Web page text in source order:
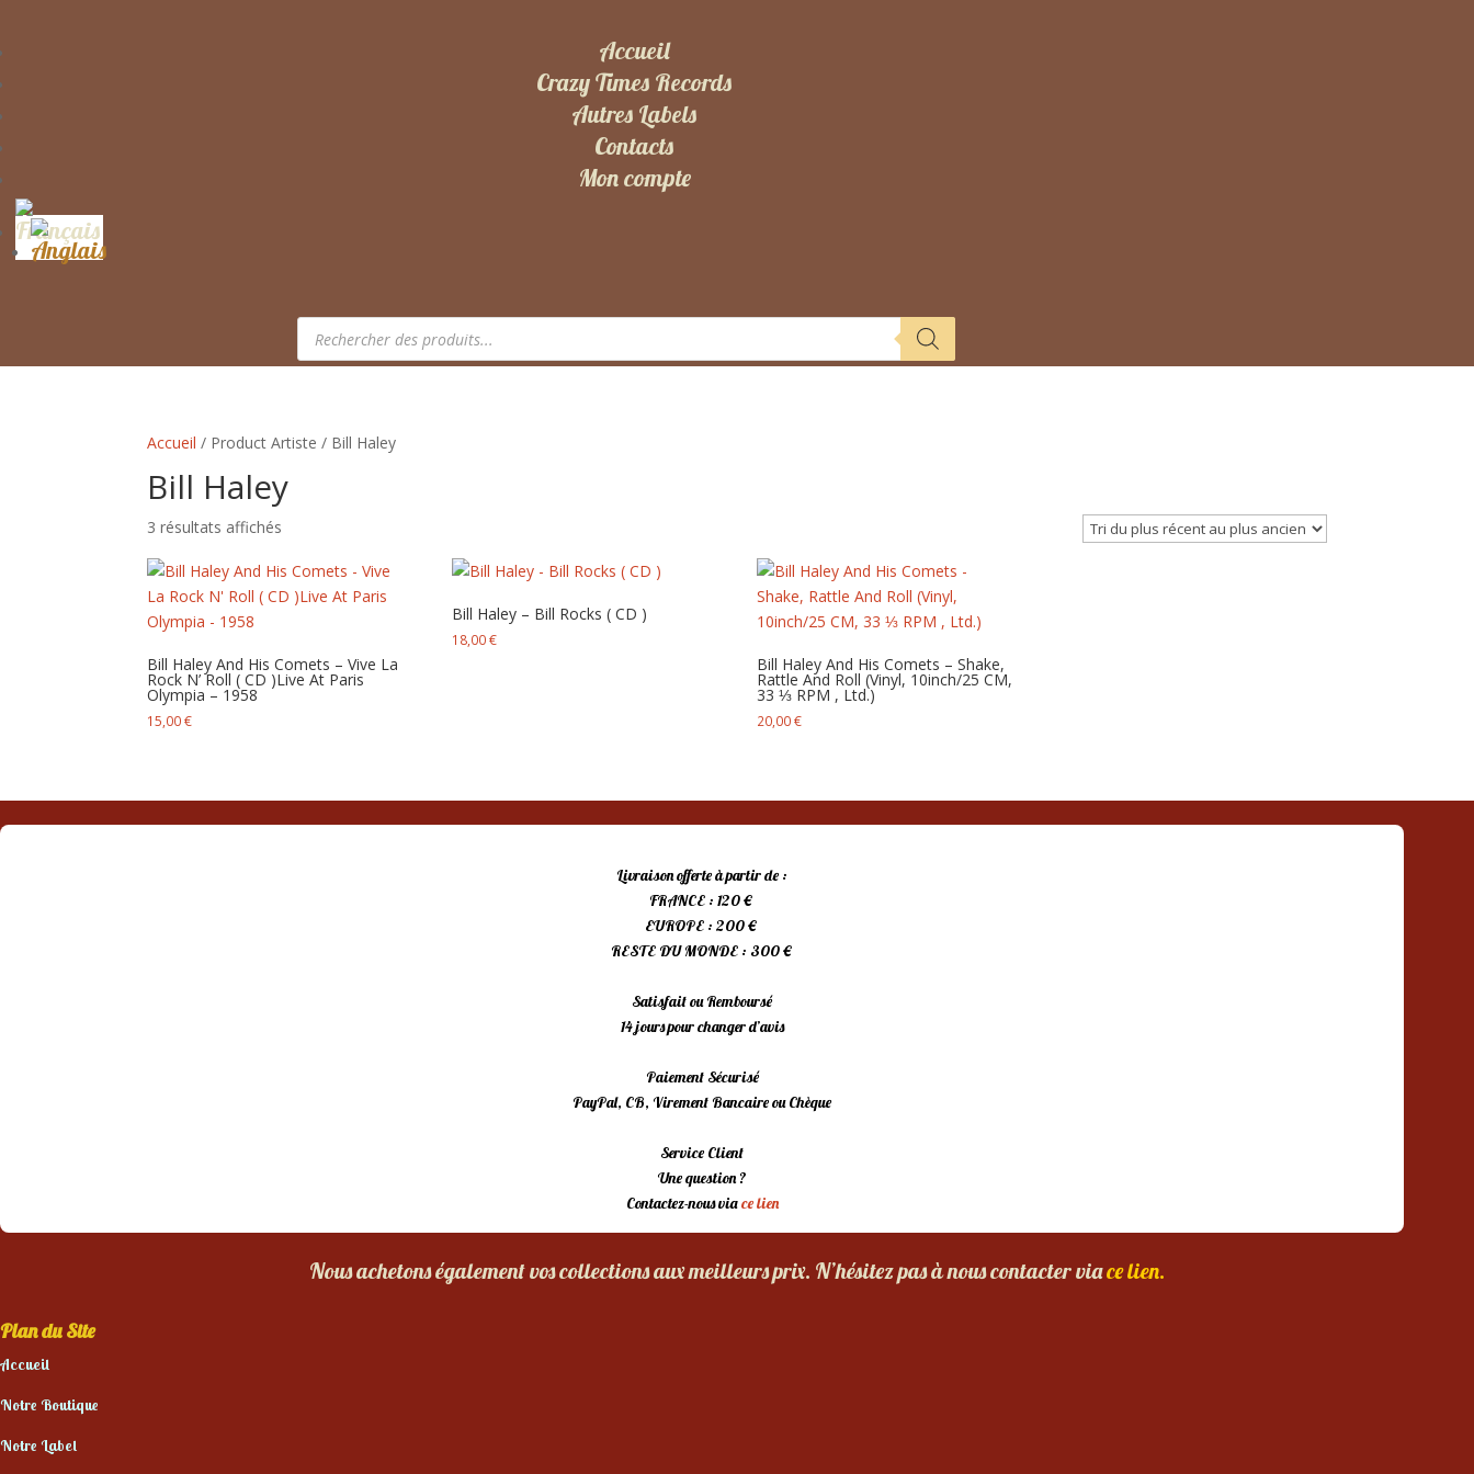
Accueil
Crazy Times Records
Autres Labels
Contacts
Mon compte
Recherche
produits
Accueil / Product Artiste / Bill Haley
Bill Haley
3 résultats affichés
plus
récent
ancien
Bill Haley And His Comets – Vive La
Rock N’ Roll ( CD )Live At Paris
Olympia – 1958
15,00€
Bill Haley – Bill Rocks ( CD )
18,00€
Bill Haley And His Comets – Shake,
Rattle And Roll (Vinyl, 10inch/25 CM,
33 ⅓ RPM , Ltd.)
20,00€
Livraison offerte à partir de :
FRANCE : 120 €
EUROPE : 200 €
RESTE DU MONDE : 300 €
Satisfait ou Remboursé
14 jours pour changer d’avis
Paiement Sécurisé
PayPal, CB, Virement Bancaire ou Chèque
Service Client
Une question ?
Contactez-nous viace lien
Nous achetons également vos collections aux meilleurs prix. N’hésitez pas à nous contacter viace lien.
Plan du Site
Accueil
Notre Boutique
Notre Label